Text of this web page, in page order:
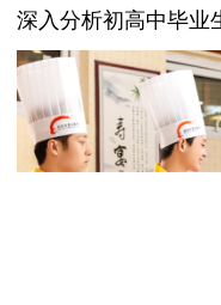
深入分析初高中毕业